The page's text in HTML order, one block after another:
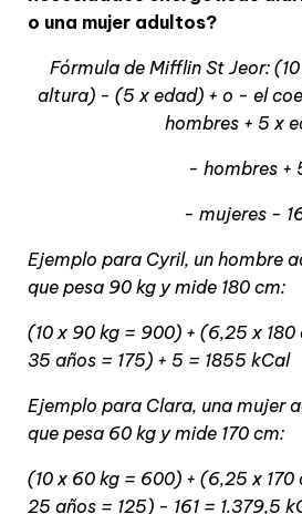
o una mujer adultos?
Fórmula de Mifflin St Jeor:
altura) - (5 x edad) + o - el
hombres + 5 x
- hombres +
- mujeres -
Ejemplo para Cyril, un hombre
que pesa 90 kg y mide 180 cm:
(10 x 90 kg = 900) + (6,25 x
35 años = 175) + 5 = 1855 kCal
Ejemplo para Clara, una mujer
que pesa 60 kg y mide 170 cm:
(10 x 60 kg = 600) + (6,25 x
25 años = 125) - 161 = 1.379,5